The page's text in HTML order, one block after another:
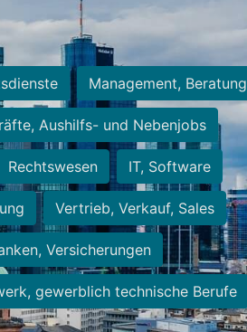
Management, Beratung
Aushilfs- und Nebenjobs
Rechtswesen IT, Software
Vertrieb, Verkauf, Sales
Versicherungen
gewerblich technische Berufe